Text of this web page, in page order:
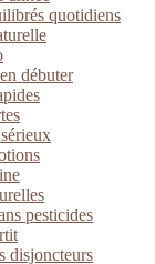
quotidiens
débuter
pesticides
disjoncteurs